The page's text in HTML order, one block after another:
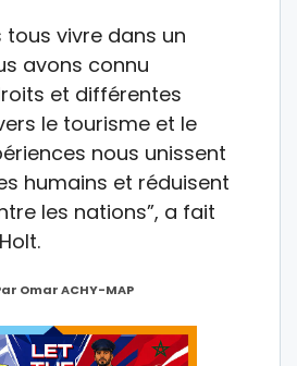
tous vivre dans un
avons connu
et différentes
le tourisme et le
nous unissent
humains et réduisent
les nations”, a fait
Omar ACHY-MAP